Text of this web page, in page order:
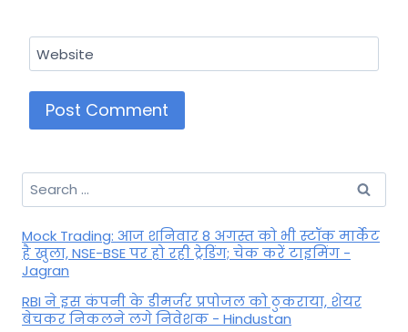
Website
Search
for:
Mock Trading: आज शनिवार 8 अगस्त को भी स्टॉक मार्केट
है खुला, NSE-BSE पर हो रही ट्रेडिंग; चेक करें टाइमिंग -
Jagran
RBI ने इस कंपनी के डीमर्जर प्रपोजल को ठुकराया, शेयर
बेचकर निकलने लगे निवेशक - Hindustan